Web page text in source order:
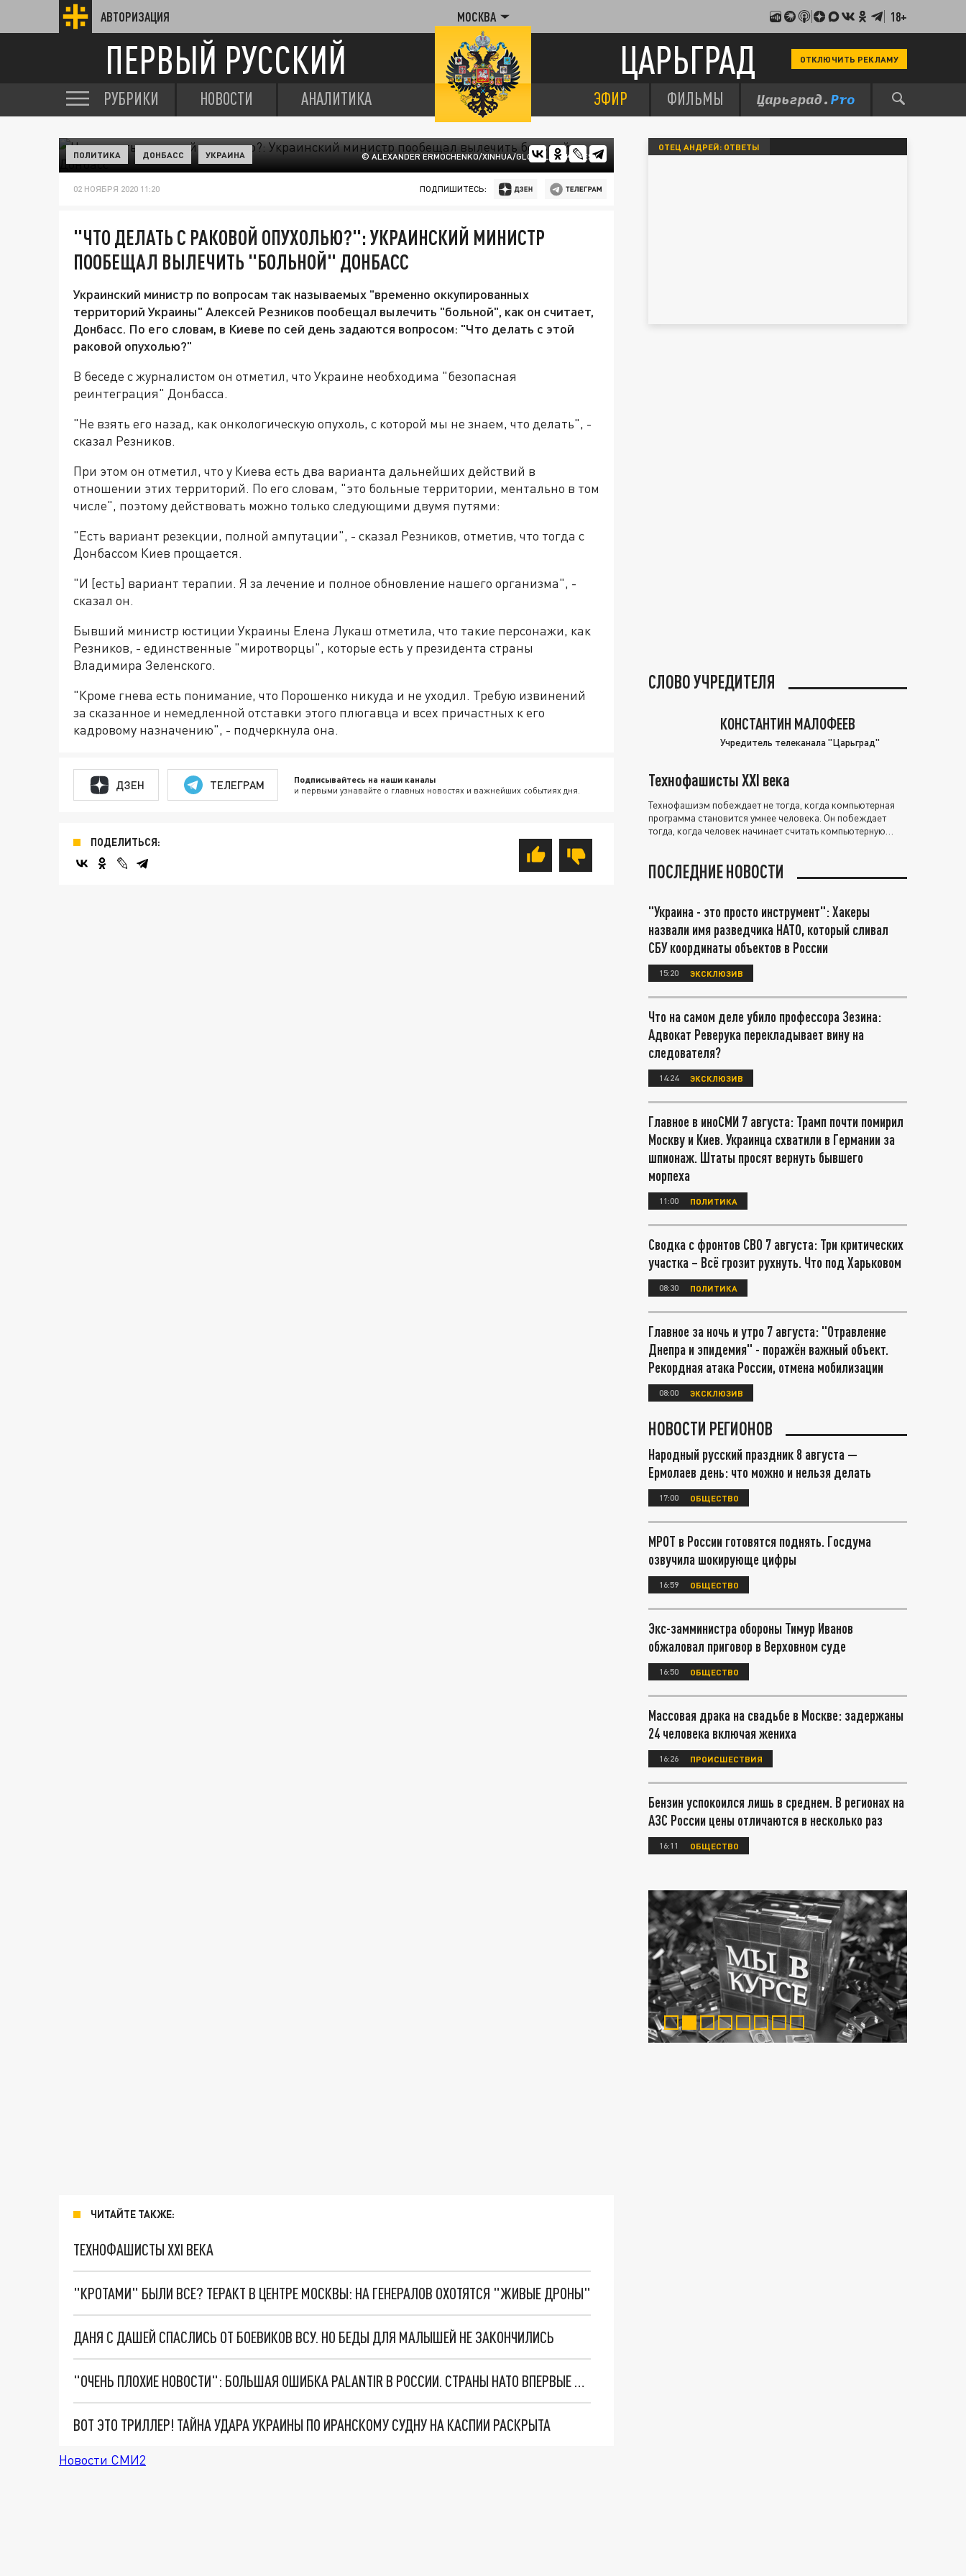
АВТОРИЗАЦИЯ МОСКВА 18+
ПЕРВЫЙ РУССКИЙ ЦАРЬГРАД ОТКЛЮЧИТЬ РЕКЛАМУ
РУБРИКИ НОВОСТИ АНАЛИТИКА ЭФИР ФИЛЬМЫ
© ALEXANDER ERMOCHENKO/XINHUA/GLOBALLOOKPRESS
ПОЛИТИКА ДОНБАСС УКРАИНА
02 НОЯБРЯ 2020 11:20 ПОДПИШИТЕСЬ:
"ЧТО ДЕЛАТЬ С РАКОВОЙ ОПУХОЛЬЮ?": УКРАИНСКИЙ МИНИСТР
ПООБЕЩАЛ ВЫЛЕЧИТЬ "БОЛЬНОЙ" ДОНБАСС
Украинский министр по вопросам так называемых "временно оккупированных
территорий Украины" Алексей Резников пообещал вылечить "больной", как он считает,
Донбасс. По его словам, в Киеве по сей день задаются вопросом: "Что делать с этой
раковой опухолью?"
В беседе с журналистом он отметил, что Украине необходима "безопасная
реинтеграция" Донбасса.
"Не взять его назад, как онкологическую опухоль, с которой мы не знаем, что делать", -
сказал Резников.
При этом он отметил, что у Киева есть два варианта дальнейших действий в
отношении этих территорий. По его словам, "это больные территории, ментально в том
числе", поэтому действовать можно только следующими двумя путями:
"Есть вариант резекции, полной ампутации", - сказал Резников, отметив, что тогда с
Донбассом Киев прощается.
"И [есть] вариант терапии. Я за лечение и полное обновление нашего организма", -
сказал он.
Бывший министр юстиции Украины Елена Лукаш отметила, что такие персонажи, как
Резников, - единственные "миротворцы", которые есть у президента страны
Владимира Зеленского.
"Кроме гнева есть понимание, что Порошенко никуда и не уходил. Требую извинений
за сказанное и немедленной отставки этого плюгавца и всех причастных к его
кадровому назначению", - подчеркнула она.
ДЗЕН ТЕЛЕГРАМ Подписывайтесь на наши каналы
и первыми узнавайте о главных новостях и важнейших событиях дня.
ПОДЕЛИТЬСЯ:
ЧИТАЙТЕ ТАКЖЕ:
ТЕХНОФАШИСТЫ XXI ВЕКА
"КРОТАМИ" БЫЛИ ВСЕ? ТЕРАКТ В ЦЕНТРЕ МОСКВЫ: НА ГЕНЕРАЛОВ ОХОТЯТСЯ "ЖИВЫЕ ДРОНЫ"
ДАНЯ С ДАШЕЙ СПАСЛИСЬ ОТ БОЕВИКОВ ВСУ. НО БЕДЫ ДЛЯ МАЛЫШЕЙ НЕ ЗАКОНЧИЛИСЬ
"ОЧЕНЬ ПЛОХИЕ НОВОСТИ": БОЛЬШАЯ ОШИБКА PALANTIR В РОССИИ. СТРАНЫ НАТО ВПЕРВЫЕ ЗА СВО ОСТАНОВИЛИ ПОСТАВКИ ОРУЖИЯ. ВСУ ТЕРЯЮТ ПРИГРАНИЧЬЕ?
ВОТ ЭТО ТРИЛЛЕР! ТАЙНА УДАРА УКРАИНЫ ПО ИРАНСКОМУ СУДНУ НА КАСПИИ РАСКРЫТА
Новости СМИ2
ОТЕЦ АНДРЕЙ: ОТВЕТЫ
СЛОВО УЧРЕДИТЕЛЯ
КОНСТАНТИН МАЛОФЕЕВ
Учредитель телеканала "Царьград"
Технофашисты XXI века
Технофашизм побеждает не тогда, когда компьютерная
программа становится умнее человека. Он побеждает
тогда, когда человек начинает считать компьютерную
ПОСЛЕДНИЕ НОВОСТИ
"Украина - это просто инструмент": Хакеры
назвали имя разведчика НАТО, который сливал
СБУ координаты объектов в России
15:20 ЭКСКЛЮЗИВ
Что на самом деле убило профессора Зезина:
Адвокат Реверука перекладывает вину на
следователя?
14:24 ЭКСКЛЮЗИВ
Главное в иноСМИ 7 августа: Трамп почти помирил
Москву и Киев. Украинца схватили в Германии за
шпионаж. Штаты просят вернуть бывшего
морпеха
11:00 ПОЛИТИКА
Сводка с фронтов СВО 7 августа: Три критических
участка – Всё грозит рухнуть. Что под Харьковом
08:30 ПОЛИТИКА
Главное за ночь и утро 7 августа: "Отравление
Днепра и эпидемия" - поражён важный объект.
Рекордная атака России, отмена мобилизации
08:00 ЭКСКЛЮЗИВ
НОВОСТИ РЕГИОНОВ
Народный русский праздник 8 августа —
Ермолаев день: что можно и нельзя делать
17:00 ОБЩЕСТВО
МРОТ в России готовятся поднять. Госдума
озвучила шокирующе цифры
16:59 ОБЩЕСТВО
Экс-замминистра обороны Тимур Иванов
обжаловал приговор в Верховном суде
16:50 ОБЩЕСТВО
Массовая драка на свадьбе в Москве: задержаны
24 человека включая жениха
16:26 ПРОИСШЕСТВИЯ
Бензин успокоился лишь в среднем. В регионах на
АЗС России цены отличаются в несколько раз
16:11 ОБЩЕСТВО